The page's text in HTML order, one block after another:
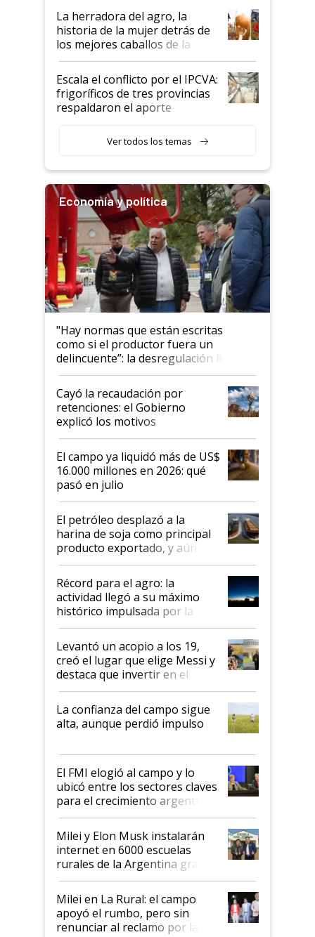
establecimientos en Argentina
La herradora del agro, la
historia de la mujer detrás de
los mejores caballos de la
Argentina y los mitos que
todavía hacen sufrir a estos
animales: "Mientras me
descalificaban, yo seguí
haciendo currículum"
Escala el conflicto por el IPCVA:
frigoríficos de tres provincias
respaldaron el aporte
Ver todos los temas
Economía y política
"Hay normas que están escritas
como si el productor fuera un
delincuente”: la desregulación llegó
al Congreso Aapresid y hasta se
habló del financiamiento al IPCVA
Cayó la recaudación por
retenciones: el Gobierno
explicó los motivos
El campo ya liquidó más de US$
16.000 millones en 2026: qué
pasó en julio
El petróleo desplazó a la
harina de soja como principal
producto exportado, y aún así
el agro aportó casi seis de cada
diez dólares y sostuvo el
liderazgo en un semestre
récord
Récord para el agro: la
actividad llegó a su máximo
histórico impulsada por la
cosecha y las exportaciones
Levantó un acopio a los 19,
creó el lugar que elige Messi y
destaca que invertir en el
kirchnerismo era como "darle
plata a un hijo para droga":
Juan Félix Rossetti, el libertario
que de una dura crisis salió
de Milei
La confianza del campo sigue
alta, aunque perdió impulso
El FMI elogió al campo y lo
ubicó entre los sectores claves
para el crecimiento argentino
Milei y Elon Musk instalarán
internet en 6000 escuelas
rurales de la Argentina gracias
a un acuerdo con Starlink
Milei en La Rural: el campo
apoyó el rumbo, pero sin
renunciar al reclamo por las